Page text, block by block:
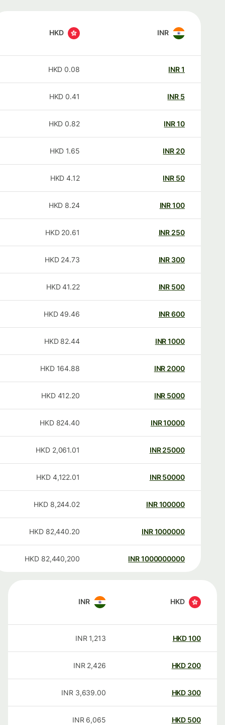
INR
HKD
INR
0.08
HKD
INR
0.41
HKD
INR
0.82
HKD
20
INR
1.65
HKD
50
INR
4.12
HKD
100
INR
8.24
HKD
250
INR
20.61
HKD
300
INR
24.73
HKD
500
INR
41.22
HKD
600
INR
49.46
HKD
1000
INR
82.44
HKD
2000
INR
164.88
HKD
5000
INR
412.20
HKD
10000
INR
824.40
HKD
25000
INR
2,061.01
HKD
50000
INR
4,122.01
HKD
100000
INR
8,244.02
HKD
1000000
INR
82,440.20
HKD
1000000000
INR
82,440,200
HKD
HKD
INR
100
HKD
1,213
INR
200
HKD
2,426
INR
300
HKD
3,639.00
INR
500
HKD
6,065
INR